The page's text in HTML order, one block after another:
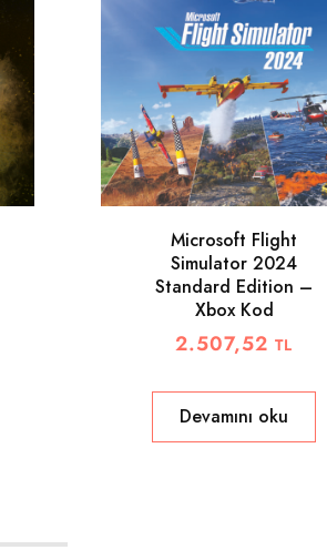
Microsoft Flight
Simulator 2024
Standard Edition –
Xbox Kod
2.507,52 TL
Devamını oku